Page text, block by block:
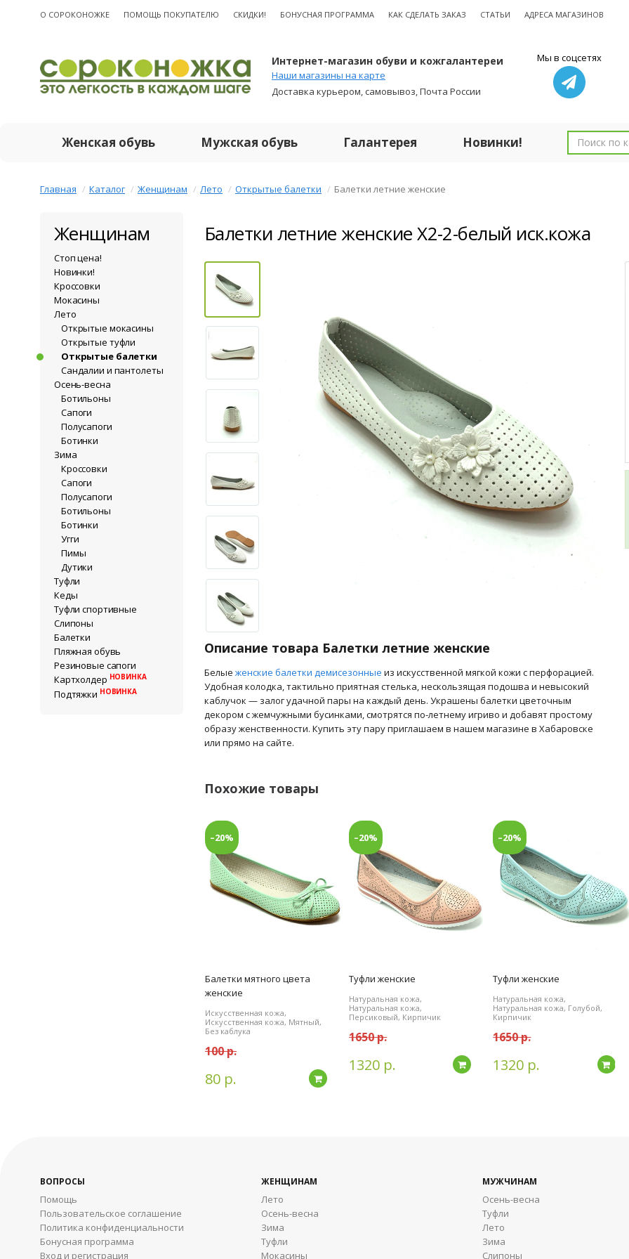
О CОРОКОНОЖКЕ ПОМОЩЬ ПОКУПАТЕЛЮ СКИДКИ! БОНУСНАЯ ПРОГРАММА КАК СДЕЛАТЬ ЗАКАЗ СТАТЬИ АДРЕСА МАГАЗИНОВ
Интернет-магазин обуви и кожгалантереи
Наши магазины на карте
Доставка курьером, самовывоз, Почта России
Мы в соцсетях
Женская обувь Мужская обувь Галантерея Новинки!
Главная Каталог Женщинам Лето Открытые балетки Балетки летние женские
Женщинам
Стоп цена!
Новинки!
Кроссовки
Мокасины
Лето
Открытые мокасины
Открытые туфли
Открытые балетки
Сандалии и пантолеты
Осень-весна
Ботильоны
Сапоги
Полусапоги
Ботинки
Зима
Кроссовки
Сапоги
Полусапоги
Ботильоны
Ботинки
Угги
Пимы
Дутики
Туфли
Кеды
Туфли спортивные
Слипоны
Балетки
Пляжная обувь
Резиновые сапоги
Картхолдер НОВИНКА
Подтяжки НОВИНКА
Балетки летние женские X2-2-белый иск.кожа
Описание товара Балетки летние женские
Белые женские балетки демисезонные из искусственной мягкой кожи с перфорацией.
Удобная колодка, тактильно приятная стелька, нескользящая подошва и невысокий
каблучок — залог удачной пары на каждый день. Украшены балетки цветочным
декором с жемчужными бусинками, смотрятся по-летнему игриво и добавят простому
образу женственности. Купить эту пару приглашаем в нашем магазине в Хабаровске
или прямо на сайте.
Похожие товары
–20%
Балетки мятного цвета
женские
Искусственная кожа,
Искусственная кожа, Мятный,
Без каблука
100 р.
80 р. Подробнее
–20%
Туфли женские
Натуральная кожа,
Натуральная кожа,
Персиковый, Кирпичик
1650 р.
1320 р. Подробнее
–20%
Туфли женские
Натуральная кожа,
Натуральная кожа, Голубой,
Кирпичик
1650 р.
1320 р.
ВОПРОСЫ
Помощь
Пользовательское соглашение
Политика конфиденциальности
Бонусная программа
Вход и регистрация
ЖЕНЩИНАМ
Лето
Осень-весна
Зима
Туфли
Мокасины
МУЖЧИНАМ
Осень-весна
Туфли
Лето
Зима
Cлипоны